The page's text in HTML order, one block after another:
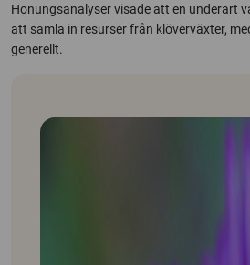
Honungsanalyser visade att en underart
att samla in resurser från klöverväxter,
generellt.